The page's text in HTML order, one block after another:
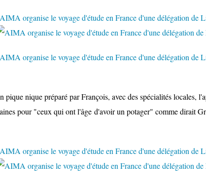
pique nique préparé par François, avec des spécialités locales,
pour "ceux qui ont l'âge d'avoir un potager" comme dirait